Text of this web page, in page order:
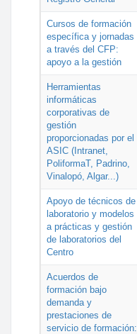
Cursos de formación
específica y jornadas
a través del CFP:
apoyo a la gestión
Herramientas
informáticas
corporativas de
gestión
proporcionadas por el
ASIC (Intranet,
PoliformaT, Padrino,
Vinalopó, Algar...)
Apoyo de técnicos de
laboratorio y modelos
a prácticas y gestión
de laboratorios del
Centro
Acuerdos de
formación bajo
demanda y
prestaciones de
servicio de formación: